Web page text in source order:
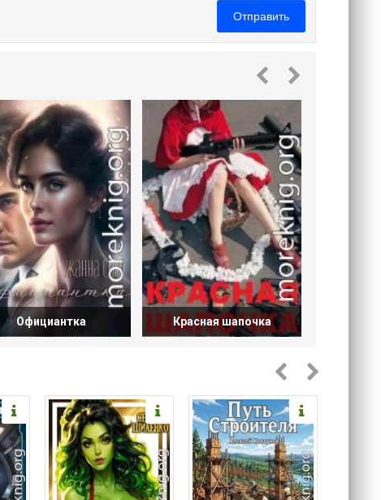
Отправить
Официантка Красная шапочка